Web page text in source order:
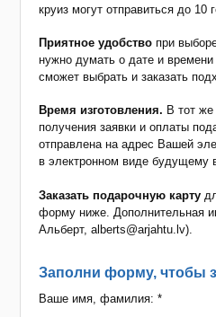
круиз могут отправиться до 10
Приятное удобство при
нужно думать о дате и
сможет выбрать и заказать
Время изготовления. В тот
получения заявки и оплаты
отправлена на адрес Вашей
в электронном виде будущему
Заказать подарочную карту
форму ниже. Дополнительная
Альберт, alberts@arjahtu.lv).
Заполни форму, чтобы
Ваше имя, фамилия: *